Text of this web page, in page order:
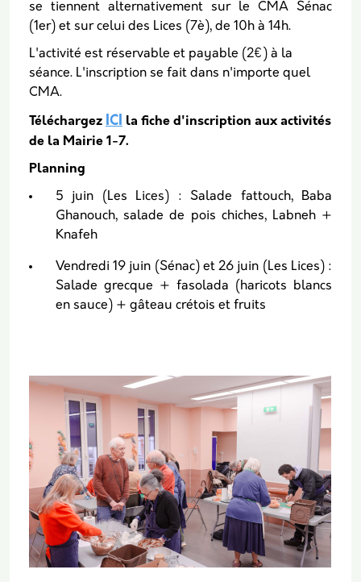
se tiennent alternativement sur le CMA Sénac
(1er) et sur celui des Lices (7è), de 10h à 14h.
L'activité est réservable et payable (2€) à la
séance. L'inscription se fait dans n'importe quel
CMA.
Téléchargez ICI la fiche d'inscription aux activités
de la Mairie 1-7.
Planning
5 juin (Les Lices) : Salade fattouch, Baba
Ghanouch, salade de pois chiches, Labneh +
Knafeh
Vendredi 19 juin (Sénac) et 26 juin (Les Lices) :
Salade grecque + fasolada (haricots blancs
en sauce) + gâteau crétois et fruits
Vignette